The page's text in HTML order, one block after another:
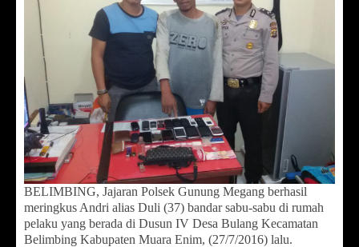
BELIMBING, Jajaran Polsek Gunung Megang berhasil
meringkus Andri alias Duli (37) bandar sabu-sabu di rumah
pelaku yang berada di Dusun IV Desa Bulang Kecamatan
Belimbing Kabupaten Muara Enim, (27/7/2016) lalu.